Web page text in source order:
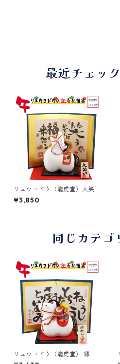
最近チェッ
リュウコドウ（龍虎堂）大笑
い 招福午 （大） 屏風付き R-
37 和雑貨/お正月/干支/午
¥3,850
同じカテゴ
リュウコドウ（龍虎堂） 縁起
かつぎ 午 R-21 和雑貨/お正